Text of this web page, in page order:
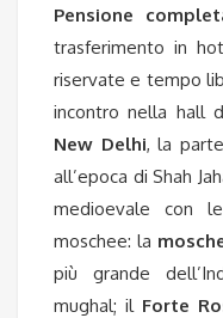
Pensione
trasferimento in
riservate e tempo
incontro nella hall
New Delhi, la
all’epoca di Shah
medioevale con
moschee: la
più grande
mughal; il Forte